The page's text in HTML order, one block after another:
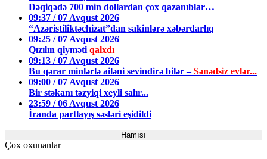
Dəqiqədə 700 min dollardan çox qazanıblar…
09:37 / 07 Avqust 2026
“Azəristiliktəchizat”dan sakinlərə xəbərdarlıq
09:25 / 07 Avqust 2026
Qızılın qiyməti qalxdı
09:13 / 07 Avqust 2026
Bu qərar minlərlə ailəni sevindirə bilər –Sənədsiz evlər...
09:00 / 07 Avqust 2026
Bir stəkanı təzyiqi xeyli salır...
23:59 / 06 Avqust 2026
İranda partlayış səsləri eşidildi
Hamısı
Çox oxunanlar